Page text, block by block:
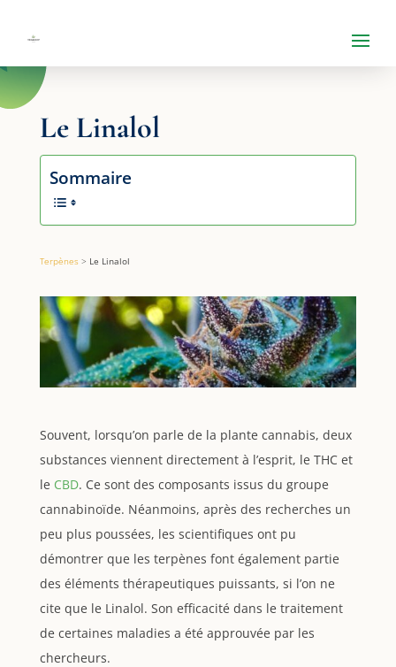
Le Linalol
Sommaire
Terpènes> Le Linalol
Souvent, lorsqu’on parle de la plante cannabis, deux
substances viennent directement à l’esprit, le THC et
le CBD. Ce sont des composants issus du groupe
cannabinoïde. Néanmoins, après des recherches un
peu plus poussées, les scientifiques ont pu
démontrer que les terpènes font également partie
des éléments thérapeutiques puissants, si l’on ne
cite que le Linalol. Son efficacité dans le traitement
de certaines maladies a été approuvée par les
chercheurs.